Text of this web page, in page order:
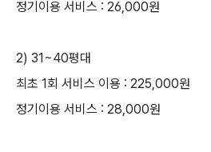
정기이용 서비스 : 26,000원
2) 31~40평대
최초 1회 서비스 이용 : 225,000원
정기이용 서비스 : 28,000원